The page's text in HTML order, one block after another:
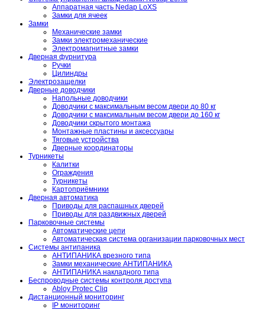
Аппаратная часть Nedap LoXS
Замки для ячеек
Замки
Механические замки
Замки электромеханические
Электромагнитные замки
Дверная фурнитура
Ручки
Цилиндры
Электрозащелки
Дверные доводчики
Напольные доводчики
Доводчики с максимальным весом двери до 80 кг
Доводчики с максимальным весом двери до 160 кг
Доводчики скрытого монтажа
Монтажные пластины и аксессуары
Тяговые устройства
Дверные координаторы
Турникеты
Калитки
Ограждения
Турникеты
Картоприёмники
Дверная автоматика
Приводы для распашных дверей
Приводы для раздвижных дверей
Парковочные системы
Автоматические цепи
Автоматическая система организации парковочных мест
Системы антипаника
АНТИПАНИКА врезного типа
Замки механические АНТИПАНИКА
АНТИПАНИКА накладного типа
Беспроводные системы контроля доступа
Abloy Protec Cliq
Дистанционный мониторинг
IP мониторинг